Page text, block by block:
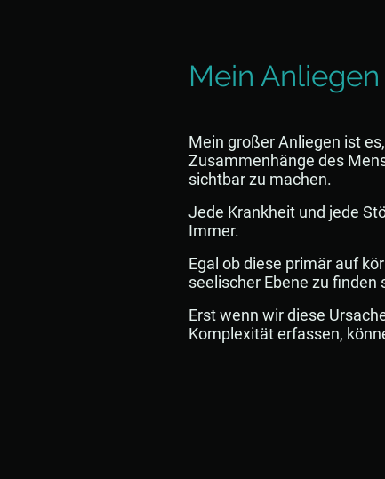
Mein Anliegen
Mein großer Anliegen ist
Zusammenhänge des
sichtbar zu machen.
Jede Krankheit und jede
Immer.
Egal ob diese primär auf
seelischer Ebene zu finden
Erst wenn wir diese
Komplexität erfassen,